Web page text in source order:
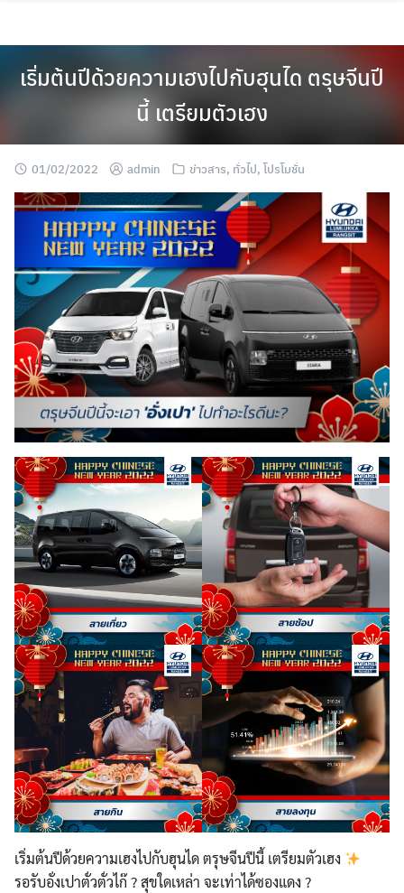
เริ่มต้นปีด้วยความเฮงไปกับฮุนได ตรุษจีนปี
นี้ เตรียมตัวเฮง
01/02/2022 admin ข่าวสาร, ทั่วไป, โปรโมชั่น
เริ่มต้นปีด้วยความเฮงไปกับฮุนได ตรุษจีนปีนี้ เตรียมตัวเฮง
รอรับอั่งเปาตั่วตั่วไก๊ ? สุขใดเหล่า จะเท่าได้ซองแดง ?